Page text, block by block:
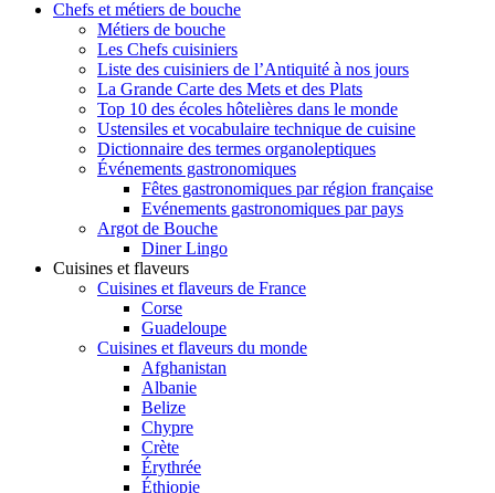
Chefs et métiers de bouche
Métiers de bouche
Les Chefs cuisiniers
Liste des cuisiniers de l’Antiquité à nos jours
La Grande Carte des Mets et des Plats
Top 10 des écoles hôtelières dans le monde
Ustensiles et vocabulaire technique de cuisine
Dictionnaire des termes organoleptiques
Événements gastronomiques
Fêtes gastronomiques par région française
Evénements gastronomiques par pays
Argot de Bouche
Diner Lingo
Cuisines et flaveurs
Cuisines et flaveurs de France
Corse
Guadeloupe
Cuisines et flaveurs du monde
Afghanistan
Albanie
Belize
Chypre
Crète
Érythrée
Éthiopie